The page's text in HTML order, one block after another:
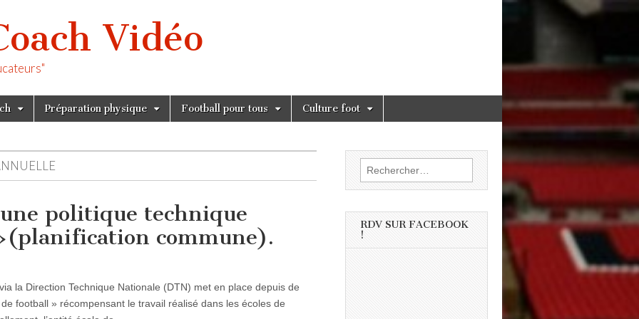
Vidéo
Préparation physique Football pour tous Culture foot
politique technique
commune).
la Direction Technique Nationale (DTN) met en place depuis de
football » récompensant le travail réalisé dans les écoles de
Rechercher :
RDV SUR FACEBOOK
!